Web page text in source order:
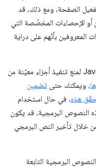
الصفحة. ومع ذلك، قد
أو الإحصاءات المخصّصة التي
المعروفين بأنّهم على دراية
يمكنك إضافة عمليات تحقّق إلى JavaScript لمنع تنفيذ أجزاء معيّنة من
، ويمكنك حتى تضمين
هذه. في حال استخدام
النصوص البرمجية، قد يكون
خلال تأخير النص البرمجي
البرمجية التابعة